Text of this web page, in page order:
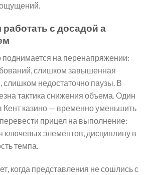
с досадой а
поднимается на перенапряжении:
слишком завышенная
слишком недостаточно паузы. В
тактика снижения объема. Один
Кент казино — временно уменьшить
прицел на выполнение:
ключевых элементов, дисциплину в
темпа.
когда представления не сошлись с